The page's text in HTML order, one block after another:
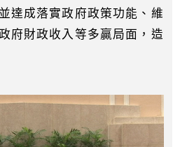
達成落實政府政策功能、維
府財政收入等多贏局面，造